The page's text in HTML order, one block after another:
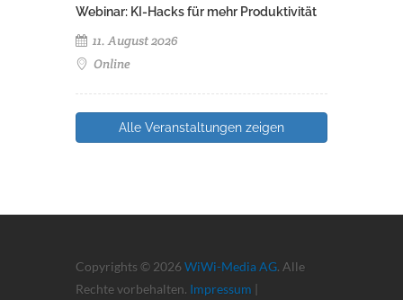
Webinar: KI-Hacks für mehr Produktivität
11. August 2026
Online
Alle Veranstaltungen zeigen
Copyrights © 2026 WiWi-Media AG. Alle
Rechte vorbehalten. Impressum |